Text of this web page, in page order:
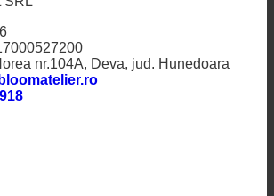
nr.104A, Deva, jud. Hunedoara